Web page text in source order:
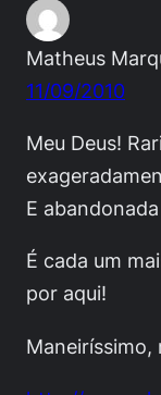
Matheus
11/09/2010
Meu Deus!
E
É cada um
por aqui!
Maneiríssimo,